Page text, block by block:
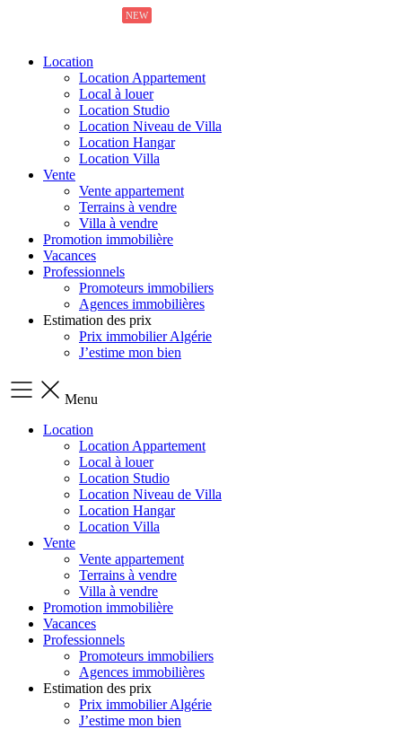
Location
Location Appartement
Local à louer
Location Studio
Location Niveau de Villa
Location Hangar
Location Villa
Vente
Vente appartement
Terrains à vendre
Villa à vendre
Promotion immobilière
Vacances
Professionnels
Promoteurs immobiliers
Agences immobilières
Estimation des prix
NEW
Prix immobilier Algérie
J’estime mon bien
Menu
Location
Location Appartement
Local à louer
Location Studio
Location Niveau de Villa
Location Hangar
Location Villa
Vente
Vente appartement
Terrains à vendre
Villa à vendre
Promotion immobilière
Vacances
Professionnels
Promoteurs immobiliers
Agences immobilières
Estimation des prix
NEW
Prix immobilier Algérie
J’estime mon bien